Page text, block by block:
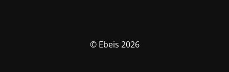
© Ebeis 2026